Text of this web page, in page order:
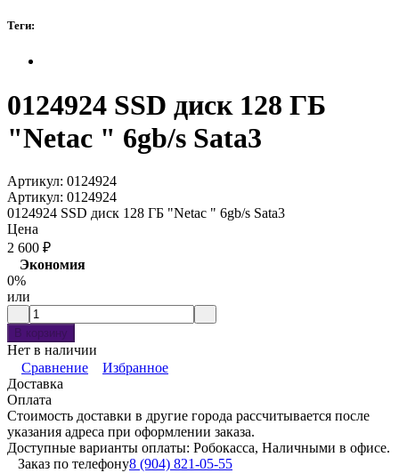
Теги:
0124924 SSD диск 128 ГБ
"Netac " 6gb/s Sata3
Артикул: 0124924
Артикул: 0124924
0124924 SSD диск 128 ГБ "Netac " 6gb/s Sata3
Цена
2 600 ₽
Экономия
0%
или
В корзину
Нет в наличии
Сравнение
Избранное
Доставка
Оплата
Стоимость доставки в другие города рассчитывается после
указания адреса при оформлении заказа.
Доступные варианты оплаты: Робокасса, Наличными в офисе.
Заказ по телефону8 (904) 821-05-55